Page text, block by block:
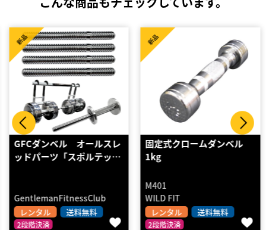
GFCダンベル オールスレ
ッドパーツ「スポルテッ…
GentlemanFitnessClub
レンタル 送料無料
2段階決済
新品
固定式クロームダンベル
1kg
M401
WILD FIT
レンタル 送料無料
2段階決済
新品